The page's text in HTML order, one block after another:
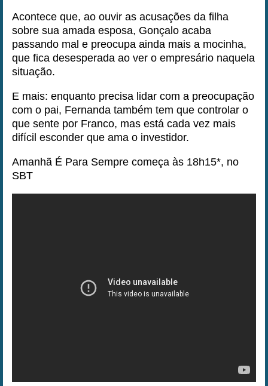
Acontece que, ao ouvir as acusações da filha
sobre sua amada esposa, Gonçalo acaba
passando mal e preocupa ainda mais a mocinha,
que fica desesperada ao ver o empresário naquela
situação.
E mais: enquanto precisa lidar com a preocupação
com o pai, Fernanda também tem que controlar o
que sente por Franco, mas está cada vez mais
difícil esconder que ama o investidor.
Amanhã É Para Sempre começa às 18h15*, no
SBT